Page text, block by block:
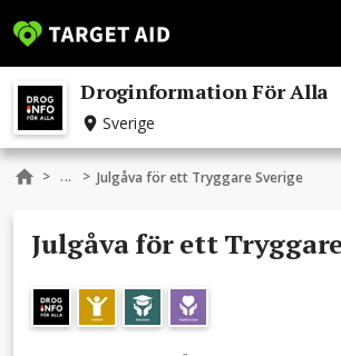
Droginformation För Alla
Sverige
> ... > Julgåva för ett Tryggare Sverige
Julgåva för ett